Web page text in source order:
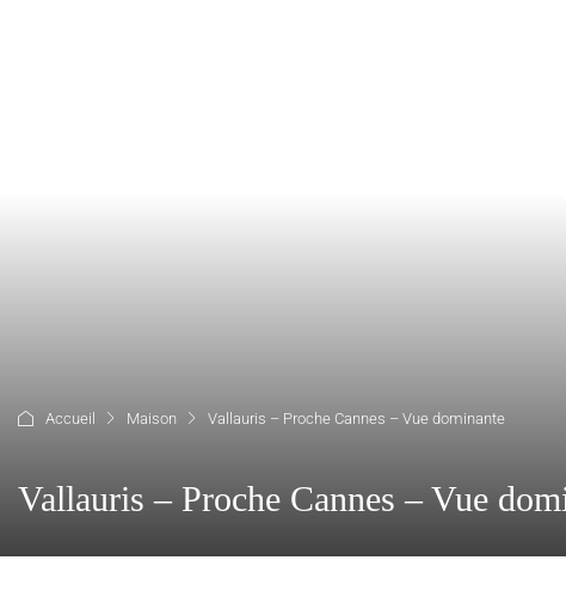
Accueil Maison Vallauris – Proche Cannes – Vue dominante
Vallauris – Proche Cannes – Vue